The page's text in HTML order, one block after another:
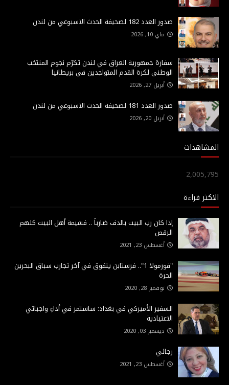
صدور العدد 182 لصحيفة الحدث الاسبوعي من لندن
ماي 10, 2026
سفارة جمهورية العراق في لندن تكرّم نجوم المنتخب
الوطني لكرة القدم المتواجدين في بريطانيا
أبريل 27, 2026
صدور العدد 181 لصحيفة الحدث الاسبوعي من لندن
أبريل 20, 2026
المشاهدات
2,005,795
الاكثر قراءة
إذا كان رب البيت بالدف ضارباً .. فشيمة أهل البيت كلهم
الرقص
أغسطس 23, 2021
"فورمولا 1".. فرستابن يتفوق في آخر تجارب سباق البحرين
الحرة
نوفمبر 28, 2020
السفير الأميركي في بغداد: ساستمر في أداءِ واجباتي
الاعتيادية
ديسمبر 03, 2020
رجائي
أغسطس 23, 2021